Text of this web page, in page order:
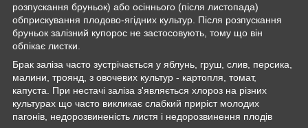
розпускання бруньок) або осіннього (після листопада)
обприскування плодово-ягідних культур. Після розпускання
бруньок залізний купорос не застосовують, тому що він
обпікає листки.
Брак заліза часто зустрічається у яблунь, груш, слив, персика,
малини, троянд, з овочевих культур - картопля, томат,
капуста. При нестачі заліза з'являється хлороз на різних
культурах що часто викликає слабкий приріст молодих
пагонів, недорозвиненість листя і недорозвинення плодів